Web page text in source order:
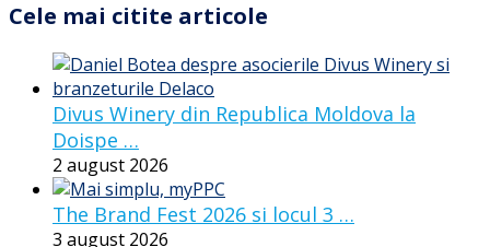
Cele mai citite articole
Divus Winery din Republica Moldova la
Doispe …
2 august 2026
The Brand Fest 2026 si locul 3 …
3 august 2026